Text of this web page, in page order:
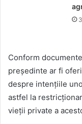
Conform
președinte ar fi
despre intențiile
astfel la
vieții private a